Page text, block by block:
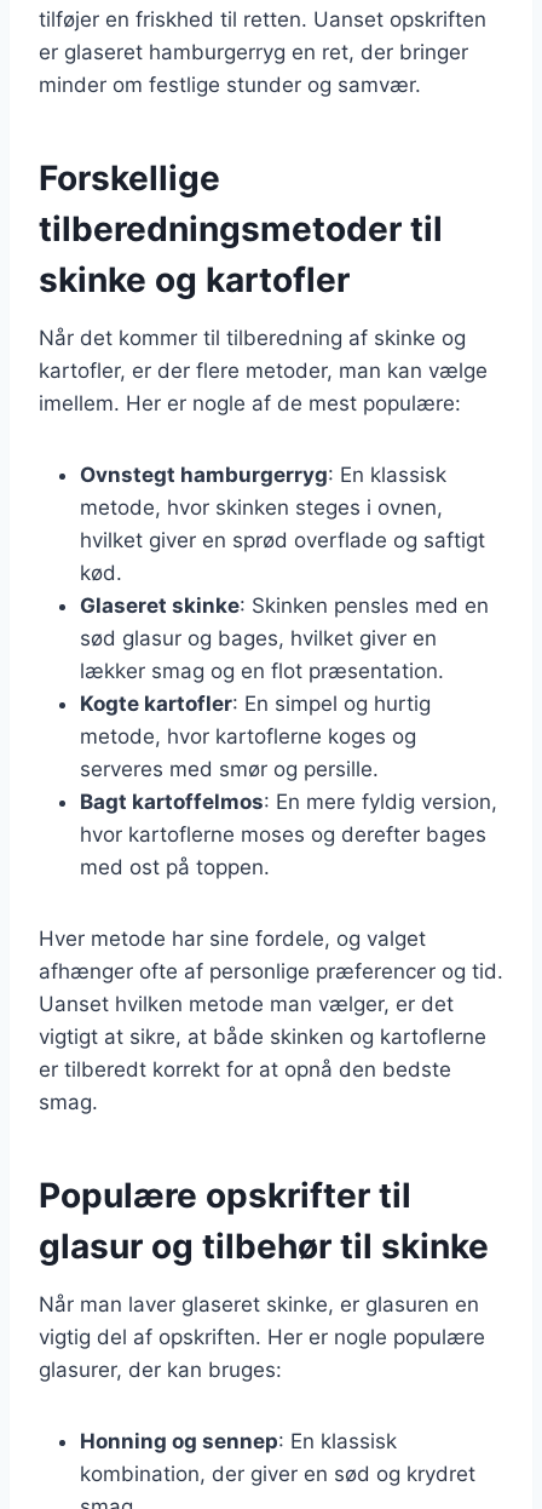
tilføjer en friskhed til retten. Uanset opskriften
er glaseret hamburgerryg en ret, der bringer
minder om festlige stunder og samvær.
Forskellige
tilberedningsmetoder til
skinke og kartofler
Når det kommer til tilberedning af skinke og
kartofler, er der flere metoder, man kan vælge
imellem. Her er nogle af de mest populære:
Ovnstegt hamburgerryg: En klassisk
metode, hvor skinken steges i ovnen,
hvilket giver en sprød overflade og saftigt
kød.
Glaseret skinke: Skinken pensles med en
sød glasur og bages, hvilket giver en
lækker smag og en flot præsentation.
Kogte kartofler: En simpel og hurtig
metode, hvor kartoflerne koges og
serveres med smør og persille.
Bagt kartoffelmos: En mere fyldig version,
hvor kartoflerne moses og derefter bages
med ost på toppen.
Hver metode har sine fordele, og valget
afhænger ofte af personlige præferencer og tid.
Uanset hvilken metode man vælger, er det
vigtigt at sikre, at både skinken og kartoflerne
er tilberedt korrekt for at opnå den bedste
smag.
Populære opskrifter til
glasur og tilbehør til skinke
Når man laver glaseret skinke, er glasuren en
vigtig del af opskriften. Her er nogle populære
glasurer, der kan bruges:
Honning og sennep: En klassisk
kombination, der giver en sød og krydret